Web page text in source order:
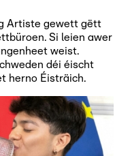
Artiste gewett gëtt
Si leien awer
weist.
déi éischt
herno Éisträich.